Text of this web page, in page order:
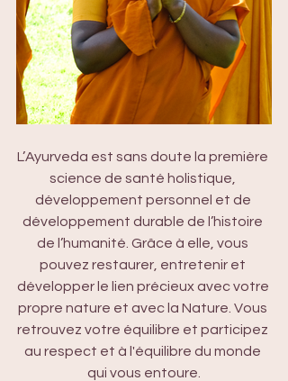
L’Ayurveda est sans doute la première
science de santé holistique,
développement personnel et de
développement durable de l’histoire
de l’humanité. Grâce à elle, vous
pouvez restaurer, entretenir et
développer le lien précieux avec votre
propre nature et avec la Nature. Vous
retrouvez votre équilibre et participez
au respect et à l'équilibre du monde
qui vous entoure.